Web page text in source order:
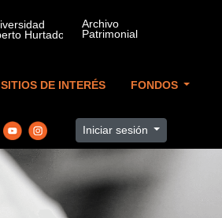
SITIOS DE INTERÉS FONDOS
Iniciar sesión